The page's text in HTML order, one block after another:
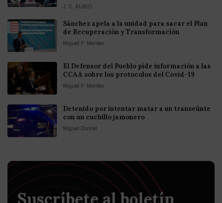
J. C. RUBIO
Sánchez apela a la unidad para sacar el Plan
de Recuperación y Transformación
Miguel P. Montes
El Defensor del Pueblo pide información a las
CCAA sobre los protocolos del Covid-19
Miguel P. Montes
Detenido por intentar matar a un transeúnte
con un cuchillo jamonero
Miguel Doncel
Suscríbete al boletín